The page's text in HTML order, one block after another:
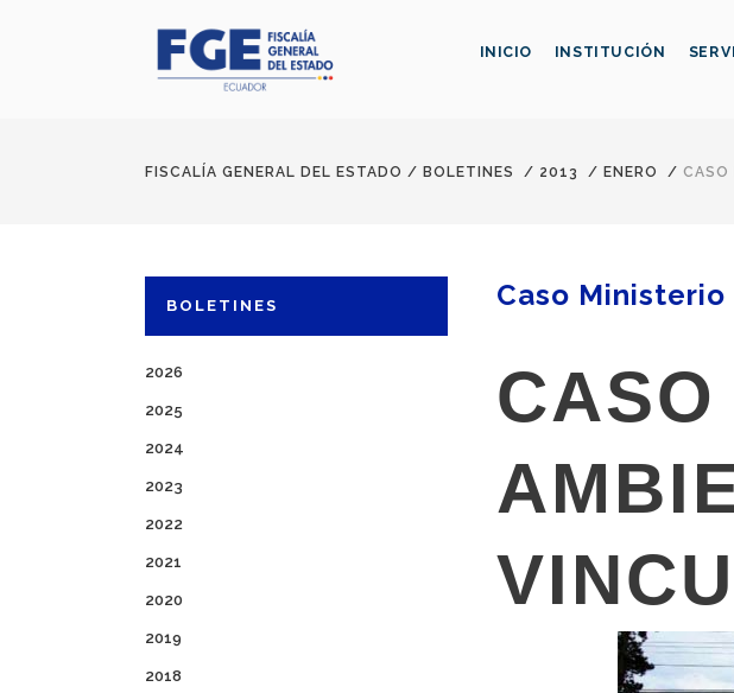
INICIO INSTITUCIÓN
FISCALÍA GENERAL DEL ESTADO / BOLETINES / 2013 / ENERO / CASO
BOLETINES
2026
2025
2024
2023
2022
2021
2020
2019
2018
Caso